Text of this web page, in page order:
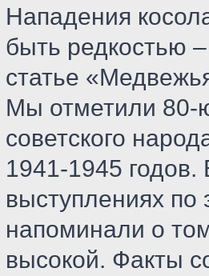
Нападения
быть редкостью
статье
Мы отметили 80-
советского
1941-1945 годов.
выступлениях по
напоминали о
высокой. Факты